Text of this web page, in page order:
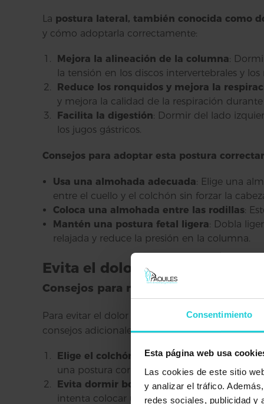
Consentimiento
Esta página web usa
Las cookies de este sitio
y analizar el tráfico.
redes sociales, publicidad y
La postura lateral, también conocida como
y cómo adoptarla correctamente:
Mejora la alineación de la columna:
la tensión en los discos intervertebrales y
Reduce los ronquidos y mejora la
y mejora la calidad de la respiración
Facilita la digestión: Dormir del lado
los jugos gástricos.
Consejos para adoptar esta postura
Usa una almohada adecuada: Elige una
entre el cuello y el colchón sin forzar la
Coloca una almohada entre las rodillas:
Mantén una postura fetal ligera: Dobla
relajada y reduce la presión en la columna.
Evita el dolor de espalda: La
Consejos para mantener una postura
Para evitar el dolor de espalda y disfrutar de
consejos adicionales que te ayudarán:
Elige el colchón adecuado: Un colchón de
una postura correcta.
Evita dormir boca abajo: Dormir boca
intenta colocar una almohada debajo de